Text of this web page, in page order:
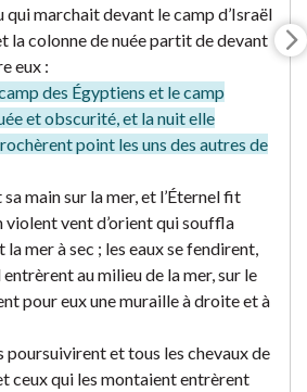
qui marchait devant le camp d’Israël
la colonne de nuée partit de devant
eux :
des Égyptiens et le camp
et obscurité, et la nuit elle
point les uns des autres de
main sur la mer, et l’Éternel fit
violent vent d’orient qui souffla
mer à sec ; les eaux se fendirent,
au milieu de la mer, sur le
pour eux une muraille à droite et à
poursuivirent et tous les chevaux de
ceux qui les montaient entrèrent